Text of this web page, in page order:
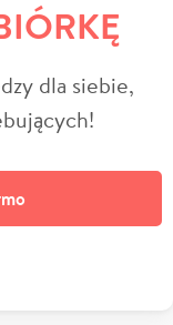
dla siebie,